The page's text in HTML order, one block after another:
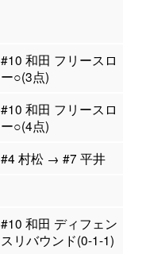
#10 和田 フリースロ
ー○(3点)
#10 和田 フリースロ
ー○(4点)
#4 村松 → #7 平井
#10 和田 ディフェン
スリバウンド(0-1-1)